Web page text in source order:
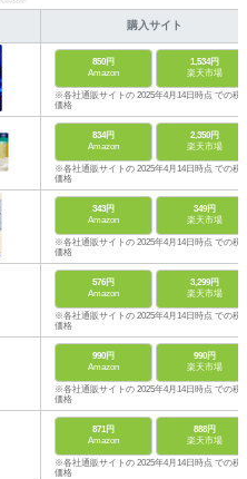
購入サイト
850円
Amazon
1,534円
楽天市場
※各社通販サイトの 2025年4月14日時点 での税
価格
834円
Amazon
2,350円
楽天市場
※各社通販サイトの 2025年4月14日時点 での税
価格
343円
Amazon
349円
楽天市場
※各社通販サイトの 2025年4月14日時点 での税
価格
576円
Amazon
3,299円
楽天市場
※各社通販サイトの 2025年4月14日時点 での税
価格
990円
Amazon
990円
楽天市場
※各社通販サイトの 2025年4月14日時点 での税
価格
871円
Amazon
888円
楽天市場
※各社通販サイトの 2025年4月14日時点 での税
価格